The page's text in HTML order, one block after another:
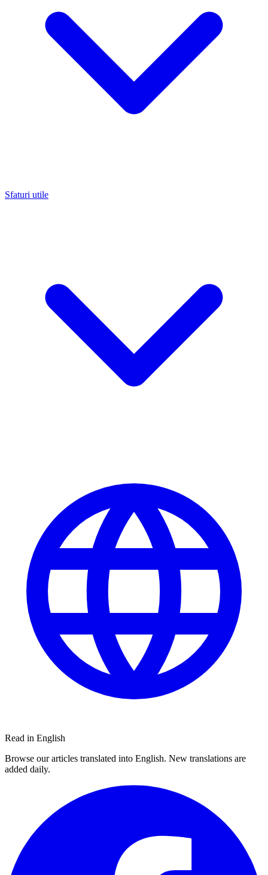
Sfaturi utile
Read in English
Browse our articles translated into English. New translations are
added daily.